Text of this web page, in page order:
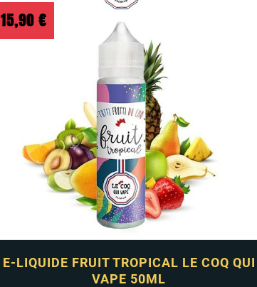
E-LIQUIDE FRUIT TROPICAL LE COQ QUI
VAPE 50ML
15,90€